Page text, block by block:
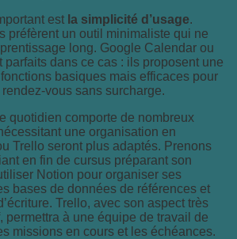
est la simplicité d’usage.
préfèrent un outil minimaliste qui ne
long. Google Calendar ou
parfaits dans ce cas : ils proposent une
basiques mais efficaces pour
vous sans surcharge.
quotidien comporte de nombreux
une organisation en
Trello seront plus adaptés. Prenons
en fin de cursus préparant son
Notion pour organiser ses
bases de données de références et
Trello, avec son aspect très
permettra à une équipe de travail de
missions en cours et les échéances.